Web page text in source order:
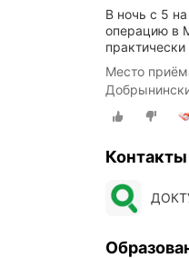
В ночь с 5
операцию в
Место